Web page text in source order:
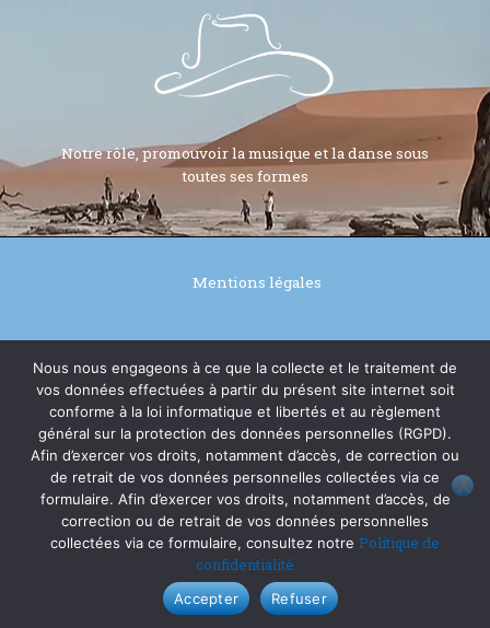
Notre rôle, promouvoir la musique et la danse sous
toutes ses formes
Mentions légales
Politique de confidentialité
© 2026 tiags64
Réalisé par Alain Manaut
Nous nous engageons à ce que la collecte et le traitement de
vos données effectuées à partir du présent site internet soit
conforme à la loi informatique et libertés et au règlement
général sur la protection des données personnelles (RGPD).
Afin d’exercer vos droits, notamment d’accès, de correction ou
de retrait de vos données personnelles collectées via ce
formulaire. Afin d’exercer vos droits, notamment d’accès, de
correction ou de retrait de vos données personnelles
collectées via ce formulaire, consultez notre Politique de
confidentialité
Accepter Refuser